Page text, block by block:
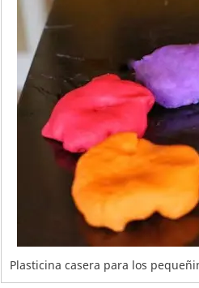
Plasticina casera para los